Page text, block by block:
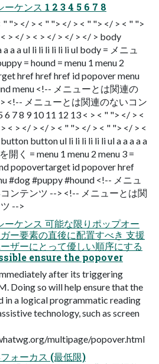
ーケンス 1 2 3 4 5 6 7 8
" "> </ > < " "> </ > < " "> </ > < " ">
> </ > < > </ > </ > </ > body
a a ul li li li li li li ul body = メニュ
= hound = menu 1 menu 2
href href href id popover menu
menu <!-- メニューとは関連の
<!-- メニューとは関連のないコン
6 7 8 9 10 11 12 13 < > < " "> </ > <
< > </ > </ > < " "> </ > < " "> </ > <
button ul li li li li li li ul a a a a a
開く = menu 1 menu 2 menu 3 =
popovertarget id popover href
#dog #puppy #hound <!-- メニュ
ンテンツ --> <!-- メニューとは関
-->
ーケンス 可能な限りポップオー
ー要素の直後に配置すべき 支援
ザーにとって優しい順序にする
ensure the popover
after its triggering
Doing so will help ensure that the
in a logical programmatic reading
technology, such as screen
multipage/popover.html
ォーカス (最低限)